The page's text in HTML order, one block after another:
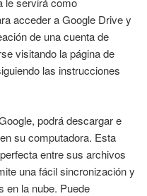
acceder a Google Drive y
de una cuenta de
visitando la página de
las instrucciones
podrá descargar e
su computadora. Esta
entre sus archivos
una fácil sincronización y
en la nube. Puede